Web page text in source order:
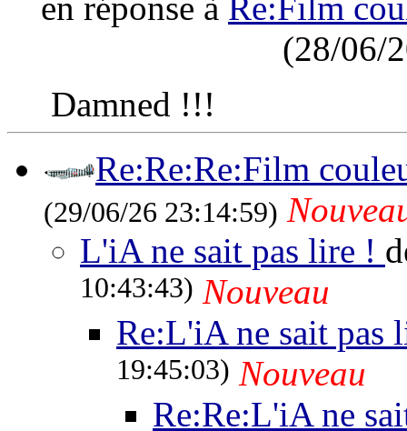
(28/06/
Damned !!!
Re:Re:Re:Film
(29/06/26 23:14:59)
L'iA ne sait pas lire !
10:43:43) Nouveau
Re:L'iA ne sait pas
19:45:03) Nouveau
Re:Re:L'iA ne